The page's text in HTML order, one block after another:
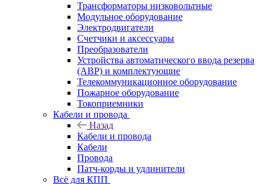
Трансформаторы низковольтные
Модульное оборудование
Электродвигатели
Счетчики и аксессуары
Преобразователи
Устройства автоматического ввода резерва
(АВР) и комплектующие
Телекоммуникационное оборудование
Пожарное оборудование
Токоприемники
Кабели и провода
Назад
Кабели и провода
Кабели
Провода
Патч-корды и удлинители
Всё для КПП